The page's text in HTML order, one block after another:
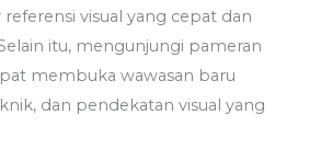
visual yang cepat dan
itu, mengunjungi pameran
membuka wawasan baru
dan pendekatan visual yang